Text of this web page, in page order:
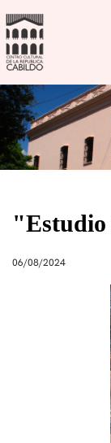
06/08/2024